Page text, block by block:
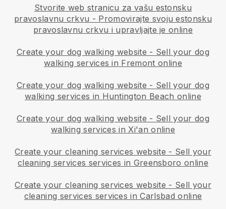
Stvorite web stranicu za vašu estonsku
pravoslavnu crkvu - Promovirajte svoju estonsku
pravoslavnu crkvu i upravljajte je online
Create your dog walking website - Sell your dog
walking services in Fremont online
Create your dog walking website - Sell your dog
walking services in Huntington Beach online
Create your dog walking website - Sell your dog
walking services in Xi'an online
Create your cleaning services website - Sell your
cleaning services services in Greensboro online
Create your cleaning services website - Sell your
cleaning services services in Carlsbad online